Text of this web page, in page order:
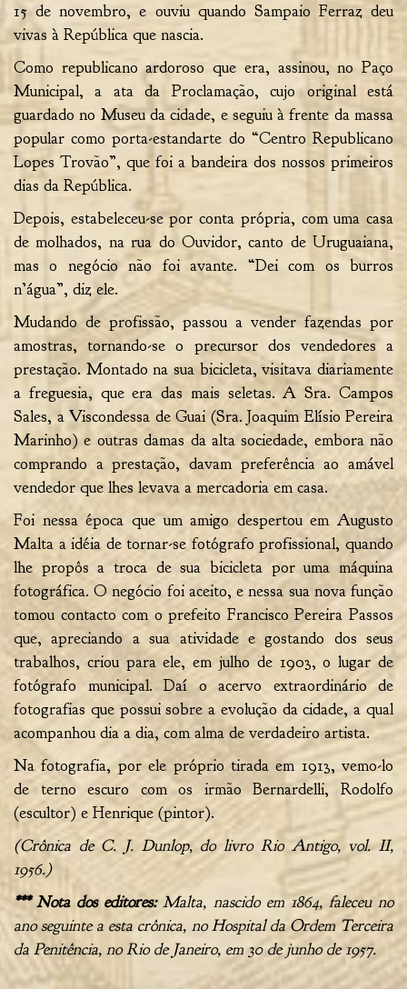
15 de novembro, e ouviu quando Sampaio Ferraz deu
vivas à República que nascia.
Como republicano ardoroso que era, assinou, no Paço
Municipal, a ata da Proclamação, cujo original está
guardado no Museu da cidade, e seguiu à frente da massa
popular como porta-estandarte do “Centro Republicano
Lopes Trovão”, que foi a bandeira dos nossos primeiros
dias da República.
Depois, estabeleceu-se por conta própria, com uma casa
de molhados, na rua do Ouvidor, canto de Uruguaiana,
mas o negócio não foi avante. “Dei com os burros
n’água”, diz ele.
Mudando de profissão, passou a vender fazendas por
amostras, tornando-se o precursor dos vendedores a
prestação. Montado na sua bicicleta, visitava diariamente
a freguesia, que era das mais seletas. A Sra. Campos
Sales, a Viscondessa de Guai (Sra. Joaquim Elísio Pereira
Marinho) e outras damas da alta sociedade, embora não
comprando a prestação, davam preferência ao amável
vendedor que lhes levava a mercadoria em casa.
Foi nessa época que um amigo despertou em Augusto
Malta a idéia de tornar-se fotógrafo profissional, quando
lhe propôs a troca de sua bicicleta por uma máquina
fotográfica. O negócio foi aceito, e nessa sua nova função
tomou contacto com o prefeito Francisco Pereira Passos
que, apreciando a sua atividade e gostando dos seus
trabalhos, criou para ele, em julho de 1903, o lugar de
fotógrafo municipal. Daí o acervo extraordinário de
fotografias que possui sobre a evolução da cidade, a qual
acompanhou dia a dia, com alma de verdadeiro artista.
Na fotografia, por ele próprio tirada em 1913, vemo-lo
de terno escuro com os irmão Bernardelli, Rodolfo
(escultor) e Henrique (pintor).
(Crônica de C. J. Dunlop, do livro Rio Antigo, vol. II,
1956.)
*** Nota dos editores:Malta, nascido em 1864, faleceu no
ano seguinte a esta crônica, no Hospital da Ordem Terceira
da Penitência, no Rio de Janeiro, em 30 de junho de 1957.